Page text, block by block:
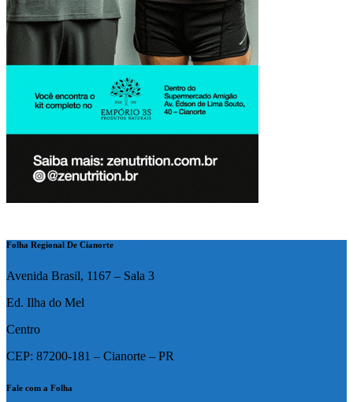
Folha Regional De Cianorte
Avenida Brasil, 1167 – Sala 3
Ed. Ilha do Mel
Centro
CEP: 87200-181 – Cianorte – PR
Fale com a Folha